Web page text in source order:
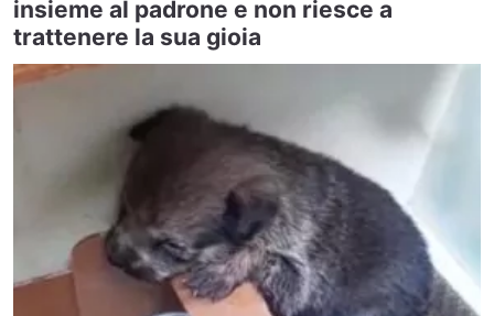
insieme al padrone e non riesce a
trattenere la sua gioia